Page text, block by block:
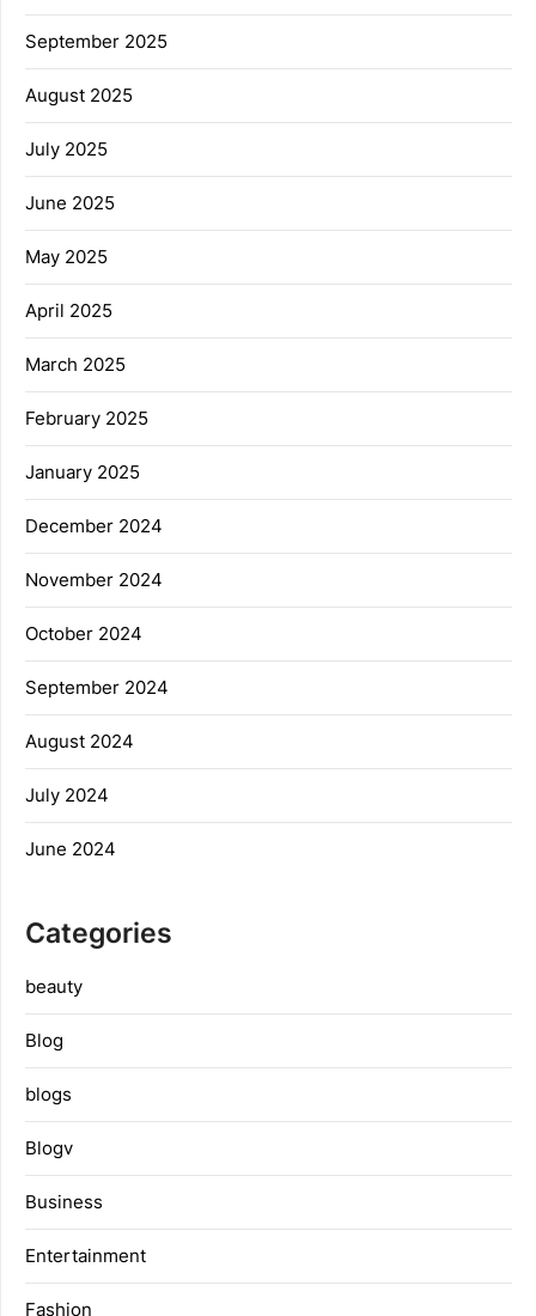
September 2025
August 2025
July 2025
June 2025
May 2025
April 2025
March 2025
February 2025
January 2025
December 2024
November 2024
October 2024
September 2024
August 2024
July 2024
June 2024
Categories
beauty
Blog
blogs
Blogv
Business
Entertainment
Fashion